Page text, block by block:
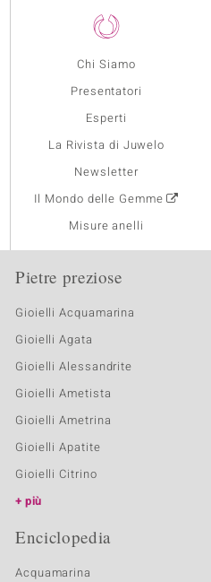
Chi Siamo
Presentatori
Esperti
La Rivista di Juwelo
Newsletter
Il Mondo delle Gemme
Misure anelli
Pietre preziose
Gioielli Acquamarina
Gioielli Agata
Gioielli Alessandrite
Gioielli Ametista
Gioielli Ametrina
Gioielli Apatite
Gioielli Citrino
più
Enciclopedia
Acquamarina